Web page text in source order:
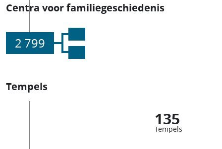
Centra voor familiegeschiedenis
2 799
Tempels
135
Tempels